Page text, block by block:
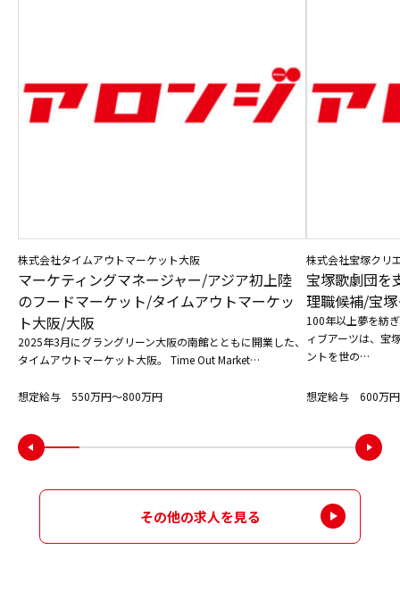
株式会社タイムアウトマーケット大阪
マーケティングマネージャー/アジア初上陸
のフードマーケット/タイムアウトマーケッ
ト大阪/大阪
2025年3月にグラングリーン大阪の南館とともに開業した、
タイムアウトマーケット大阪。 Time Out Market…
想定給与 550万円〜800万円
株式会社宝塚クリ
宝塚歌劇団を
理職候補/宝
100年以上夢を紡
ィブアーツは、宝
ントを世の…
想定給与 600万
その他の求人を見る